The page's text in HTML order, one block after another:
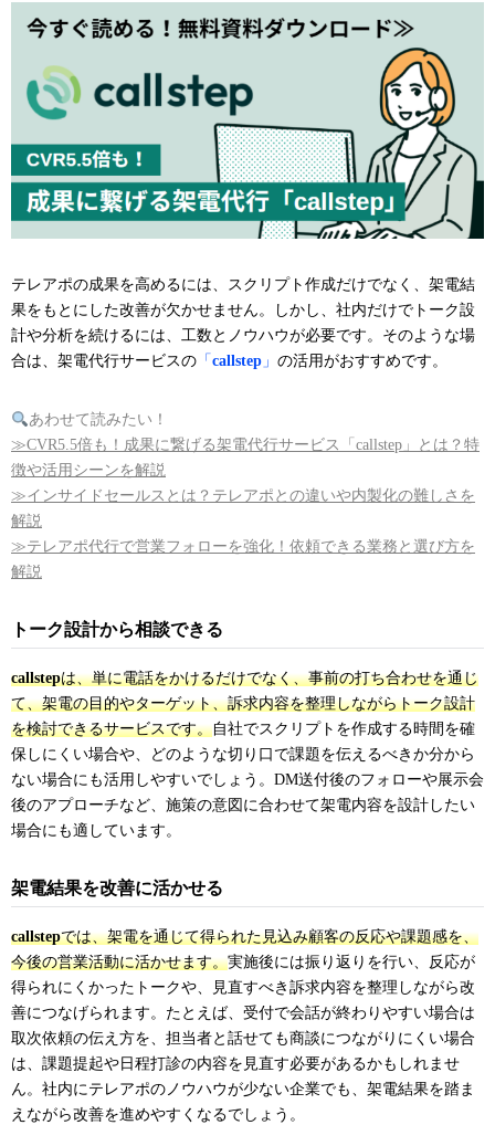
テレアポの成果を高めるには、スクリプト作成だけでなく、架電結
果をもとにした改善が欠かせません。しかし、社内だけでトーク設
計や分析を続けるには、工数とノウハウが必要です。そのような場
合は、架電代行サービスの 「 callstep 」 の活用がおすすめです。
あわせて読みたい！
≫CVR5.5倍も！成果に繋げる架電代行サービス「callstep」とは？特
徴や活用シーンを解説
≫インサイドセールスとは？テレアポとの違いや内製化の難しさを
解説
≫テレアポ代行で営業フォローを強化！依頼できる業務と選び方を
解説
トーク設計から相談できる
callstepは、単に電話をかけるだけでなく、事前の打ち合わせを通じ
て、架電の目的やターゲット、訴求内容を整理しながらトーク設計
を検討できるサービスです。自社でスクリプトを作成する時間を確
保しにくい場合や、どのような切り口で課題を伝えるべきか分から
ない場合にも活用しやすいでしょう。DM送付後のフォローや展示会
後のアプローチなど、施策の意図に合わせて架電内容を設計したい
場合にも適しています。
架電結果を改善に活かせる
callstepでは、架電を通じて得られた見込み顧客の反応や課題感を、
今後の営業活動に活かせます。実施後には振り返りを行い、反応が
得られにくかったトークや、見直すべき訴求内容を整理しながら改
善につなげられます。たとえば、受付で会話が終わりやすい場合は
取次依頼の伝え方を、担当者と話せても商談につながりにくい場合
は、課題提起や日程打診の内容を見直す必要があるかもしれませ
ん。社内にテレアポのノウハウが少ない企業でも、架電結果を踏ま
えながら改善を進めやすくなるでしょう。